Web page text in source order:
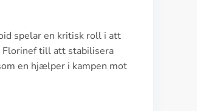
spelar en kritisk roll i att
Florinef till att stabilisera
en hjælper i kampen mot